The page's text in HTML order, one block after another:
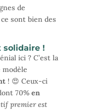
de
sont bien des
solidaire !
ici ? C’est la
! 😍 Ceux-ci
70% en
premier est